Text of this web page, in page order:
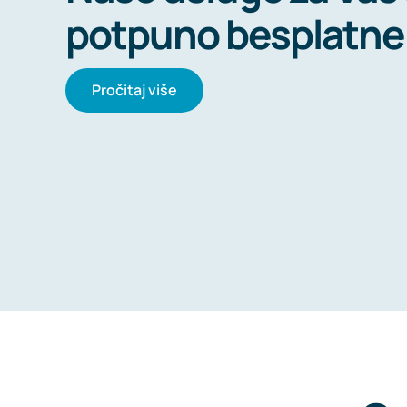
znanje i spreman je
na svaki Vaš upit